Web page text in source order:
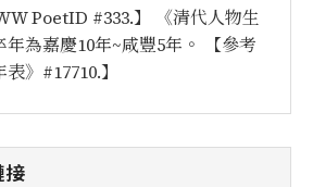
PoetID #333.】 《清代人物生
為嘉慶10年~咸豐5年。 【參考
》#17710.】
接